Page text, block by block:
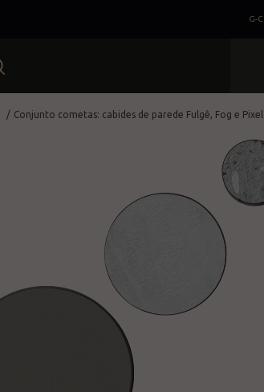
G-
Conjunto cometas: cabides de parede Fulgê, Fog e